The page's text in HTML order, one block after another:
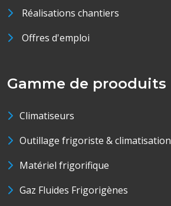
Réalisations chantiers
Offres d'emploi
Gamme de prooduits
Climatiseurs
Outillage frigoriste & climatisation
Matériel frigorifique
Gaz Fluides Frigorigènes